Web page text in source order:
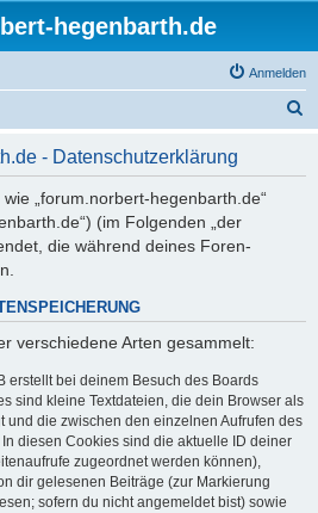
hegenbarth.de
Anmelden
- Datenschutzerklärung
„forum.norbert-hegenbarth.de“
(im Folgenden „der
die während deines Foren-
verschiedene Arten gesammelt:
erstellt bei deinem Besuch des Boards
sind kleine Textdateien, die dein Browser als
und die zwischen den einzelnen Aufrufen des
diesen Cookies sind die aktuelle ID deiner
zugeordnet werden können),
dir gelesenen Beiträge (zur Markierung
sofern du nicht angemeldet bist) sowie